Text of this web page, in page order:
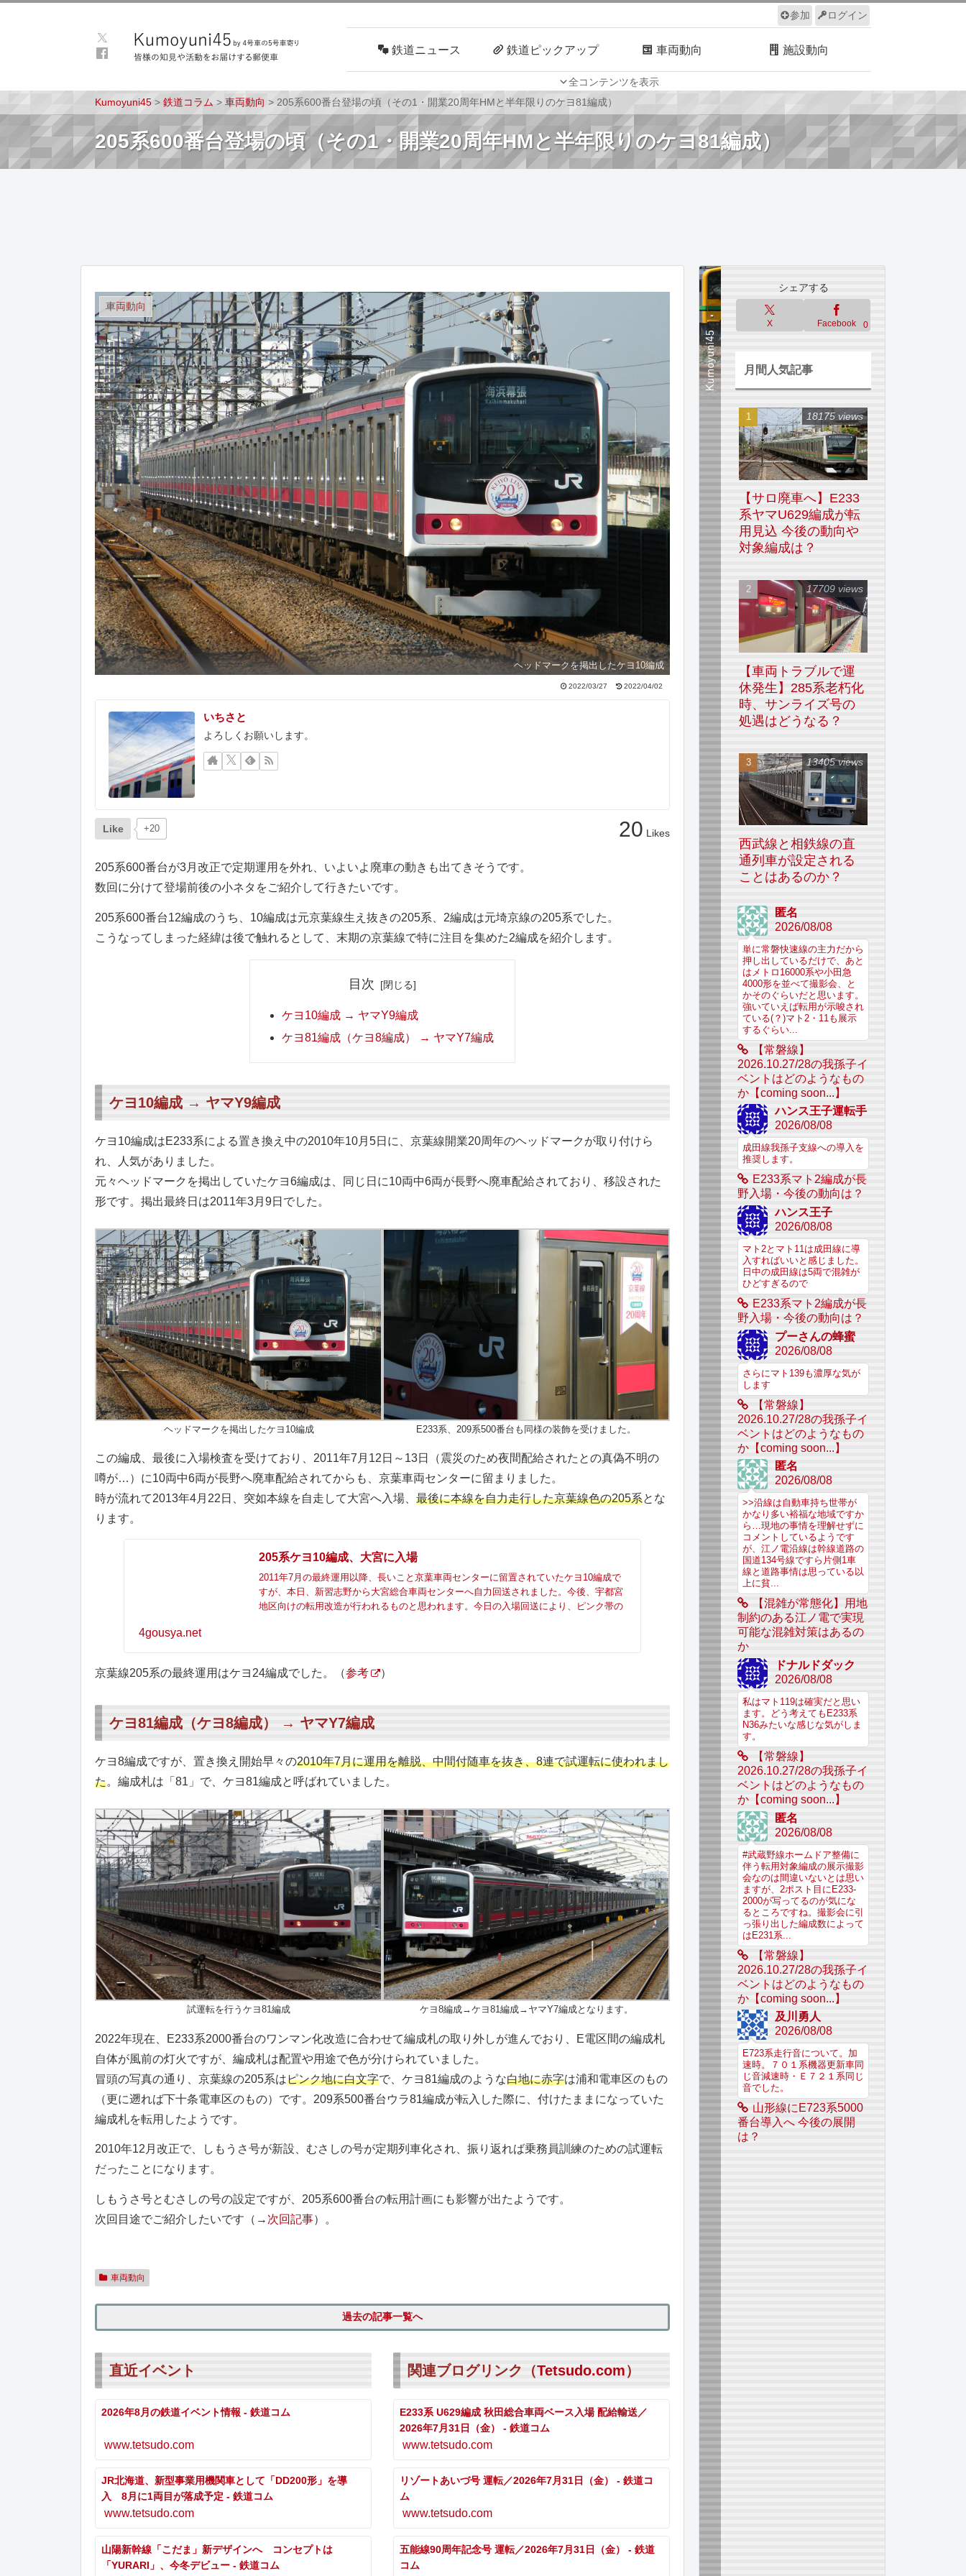
ログイン
参加
全コンテンツを表示
鉄道ニュース 鉄道ピックアップ 車両動向 施設動向
車両技術 路線探訪 ルール サイトについて
Kumoyuni45 > 鉄道コラム > 車両動向 > 205系600番台登場の頃（その1・開業20周年HMと半年限りのケヨ81編成）
205系600番台登場の頃（その1・開業20周年HMと半年限りのケヨ81編成）
車両動向
ヘッドマークを掲出したケヨ10編成
2022/03/27 2022/04/02
いちさと
よろしくお願いします。
Like +20 20 Likes
205系600番台が3月改正で定期運用を外れ、いよいよ廃車の動きも出てきそうです。
数回に分けて登場前後の小ネタをご紹介して行きたいです。
205系600番台12編成のうち、10編成は元京葉線生え抜きの205系、2編成は元埼京線の205系でした。
こうなってしまった経緯は後で触れるとして、末期の京葉線で特に注目を集めた2編成を紹介します。
目次
ケヨ10編成 → ヤマY9編成
ケヨ81編成（ケヨ8編成） → ヤマY7編成
ケヨ10編成 → ヤマY9編成
ケヨ10編成はE233系による置き換え中の2010年10月5日に、京葉線開業20周年のヘッドマークが取り付けら
れ、人気がありました。
元々ヘッドマークを掲出していたケヨ6編成は、同じ日に10両中6両が長野へ廃車配給されており、移設された
形です。掲出最終日は2011年3月9日でした。
ヘッドマークを掲出したケヨ10編成 E233系、209系500番台も同様の装飾を受けました。
この編成、最後に入場検査を受けており、2011年7月12日～13日（震災のため夜間配給されたとの真偽不明の
噂が…）に10両中6両が長野へ廃車配給されてからも、京葉車両センターに留まりました。
時が流れて2013年4月22日、突如本線を自走して大宮へ入場、 最後に本線を自力走行した京葉線色の205系とな
ります。
205系ケヨ10編成、大宮に入場
2011年7月の最終運用以降、長いこと京葉車両センターに留置されていたケヨ10編成で
すが、本日、新習志野から大宮総合車両センターへ自力回送されました。今後、宇都宮
地区向けの転用改造が行われるものと思われます。今日の入場回送により、ピンク帯の
4gousya.net
京葉線205系の最終運用はケヨ24編成でした。（参考 ）
ケヨ81編成（ケヨ8編成） → ヤマY7編成
ケヨ8編成ですが、置き換え開始早々の2010年7月に運用を離脱、中間付随車を抜き、8連で試運転に使われまし
た。編成札は「81」で、ケヨ81編成と呼ばれていました。
試運転を行うケヨ81編成 ケヨ8編成→ケヨ81編成→ヤマY7編成となります。
2022年現在、E233系2000番台のワンマン化改造に合わせて編成札の取り外しが進んでおり、E電区間の編成札
自体が風前の灯火ですが、編成札は配置や用途で色が分けられていました。
冒頭の写真の通り、京葉線の205系はピンク地に白文字で、ケヨ81編成のような白地に赤字は浦和電車区のもの
（更に遡れば下十条電車区のもの）です。209系500番台ウラ81編成が転入した際に、付けたままになっていた
編成札を転用したようです。
2010年12月改正で、しもうさ号が新設、むさしの号が定期列車化され、振り返れば乗務員訓練のための試運転
だったことになります。
しもうさ号とむさしの号の設定ですが、205系600番台の転用計画にも影響が出たようです。
次回目途でご紹介したいです（→ 次回記事）。
車両動向
過去の記事一覧へ
直近イベント
2026年8月の鉄道イベント情報 - 鉄道コム
www.tetsudo.com
JR北海道、新型事業用機関車として「DD200形」を導
入 8月に1両目が落成予定 - 鉄道コム
www.tetsudo.com
山陽新幹線「こだま」新デザインへ コンセプトは
「YURARI」、今冬デビュー - 鉄道コム
関連ブログリンク（Tetsudo.com）
E233系 U629編成 秋田総合車両ベース入場 配給輸送／
2026年7月31日（金） - 鉄道コム
www.tetsudo.com
リゾートあいづ号 運転／2026年7月31日（金） - 鉄道コ
ム
www.tetsudo.com
五能線90周年記念号 運転／2026年7月31日（金） - 鉄道
コム
シェアする
X Facebook 0
月間人気記事
【サロ廃車へ】E233
系ヤマU629編成が転
用見込 今後の動向や
対象編成は？
18175 views
【車両トラブルで運
休発生】285系老朽化
時、サンライズ号の
処遇はどうなる？
17709 views
西武線と相鉄線の直
通列車が設定される
ことはあるのか？
13405 views
匿名
2026/08/08
単に常磐快速線の主力だから
押し出しているだけで、あと
はメトロ16000系や小田急
4000形を並べて撮影会、と
かそのぐらいだと思います。
強いていえば転用が示唆され
ている(？)マト2・11も展示
するぐらい...
【常磐線】
2026.10.27/28の我孫子イ
ベントはどのようなもの
か【coming soon...】
ハンス王子運転手
2026/08/08
成田線我孫子支線への導入を
推奨します。
E233系マト2編成が長
野入場・今後の動向は？
ハンス王子
2026/08/08
マト2とマト11は成田線に導
入すればいいと感じました。
日中の成田線は5両で混雑が
ひどすぎるので
E233系マト2編成が長
野入場・今後の動向は？
プーさんの蜂蜜
2026/08/08
さらにマト139も濃厚な気が
します
【常磐線】
2026.10.27/28の我孫子イ
ベントはどのようなもの
か【coming soon...】
匿名
2026/08/08
>>沿線は自動車持ち世帯が
かなり多い裕福な地域ですか
ら…現地の事情を理解せずに
コメントしているようです
が、江ノ電沿線は幹線道路の
国道134号線ですら片側1車
線と道路事情は思っている以
上に貧...
【混雑が常態化】用地
制約のある江ノ電で実現
可能な混雑対策はあるの
か
ドナルドダック
2026/08/08
私はマト119は確実だと思い
ます。どう考えてもE233系
N36みたいな感じな気がしま
す。
【常磐線】
2026.10.27/28の我孫子イ
ベントはどのようなもの
か【coming soon...】
匿名
2026/08/08
#武蔵野線ホームドア整備に
伴う転用対象編成の展示撮影
会なのは間違いないとは思い
ますが、2ポスト目にE233-
2000が写ってるのが気にな
るところですね。撮影会に引
っ張り出した編成数によって
はE231系...
【常磐線】
2026.10.27/28の我孫子イ
ベントはどのようなもの
か【coming soon...】
及川勇人
2026/08/08
E723系走行音について。加
速時。７０１系機器更新車同
じ音減速時・Ｅ７２１系同じ
音でした。
山形線にE723系5000
番台導入へ 今後の展開
は？